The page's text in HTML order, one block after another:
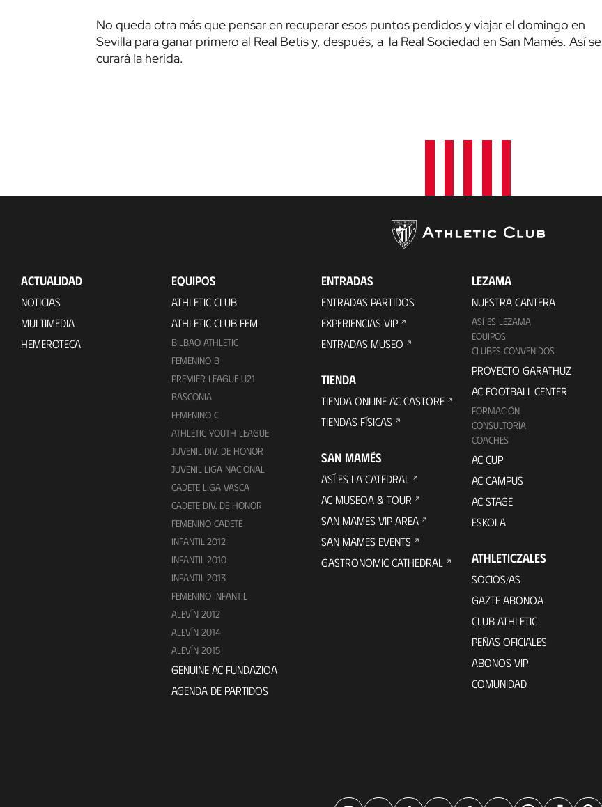
No queda otra más que pensar en recuperar esos puntos perdidos y viajar el domingo en
Sevilla para ganar primero al Real Betis y, después, a la Real Sociedad en San Mamés. Así se
curará la herida.
ACTUALIDAD
NOTICIAS
MULTIMEDIA
HEMEROTECA
EQUIPOS
ATHLETIC CLUB
ATHLETIC CLUB FEM
BILBAO ATHLETIC
FEMENINO B
PREMIER LEAGUE U21
BASCONIA
FEMENINO C
ATHLETIC YOUTH LEAGUE
JUVENIL DIV. DE HONOR
JUVENIL LIGA NACIONAL
CADETE LIGA VASCA
CADETE DIV. DE HONOR
FEMENINO CADETE
INFANTIL 2012
INFANTIL 2010
INFANTIL 2013
FEMENINO INFANTIL
ALEVÍN 2012
ALEVÍN 2014
ALEVÍN 2015
GENUINE AC FUNDAZIOA
AGENDA DE PARTIDOS
ENTRADAS
ENTRADAS PARTIDOS
EXPERIENCIAS VIP
ENTRADAS MUSEO
TIENDA
TIENDA ONLINE AC CASTORE
TIENDAS FÍSICAS
SAN MAMÉS
ASÍ ES LA CATEDRAL
AC MUSEOA & TOUR
SAN MAMES VIP AREA
SAN MAMES EVENTS
GASTRONOMIC CATHEDRAL
LEZAMA
NUESTRA CANTERA
ASÍ ES LEZAMA
EQUIPOS
CLUBES CONVENIDOS
PROYECTO GARATHUZ
AC FOOTBALL CENTER
FORMACIÓN
CONSULTORÍA
COACHES
AC CUP
AC CAMPUS
AC STAGE
ESKOLA
ATHLETICZALES
SOCIOS/AS
GAZTE ABONOA
CLUB ATHLETIC
PEÑAS OFICIALES
ABONOS VIP
COMUNIDAD